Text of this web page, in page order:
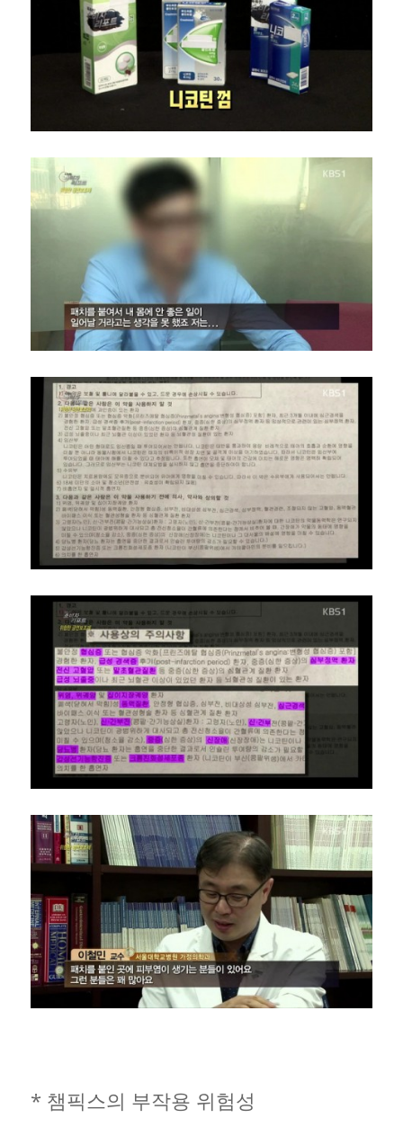
* 챔픽스의 부작용 위험성